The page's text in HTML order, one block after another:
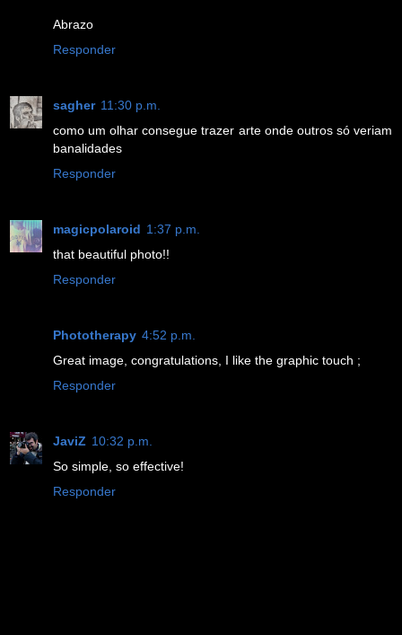
Abrazo
Responder
sagher 11:30 p.m.
como um olhar consegue trazer arte onde outros só veriam
banalidades
Responder
magicpolaroid 1:37 p.m.
that beautiful photo!!
Responder
Phototherapy 4:52 p.m.
Great image, congratulations, I like the graphic touch ;
Responder
JaviZ 10:32 p.m.
So simple, so effective!
Responder